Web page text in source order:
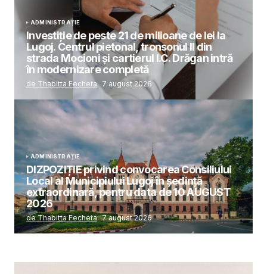
ADMINISTRAȚIE
Investiție de peste 21 de milioane de lei la
Lugoj. Centrul pietonal, tronsonul II din
strada Mocioni și cartierul I.C. Drăgan intră
în modernizare completă
de Thabitta Fecheta 7 august 2026
ADMINISTRAȚIE
DIZPOZIȚIE privind convocarea Consiliului
Local al Municipiului Lugoj în şedinţă
extraordinară, pentru data de 10 AUGUST
2026
de Thabitta Fecheta 7 august 2026